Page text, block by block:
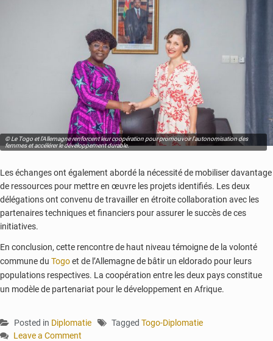
© Le Togo et l'Allemagne renforcent leur coopération pour promouvoir l'autonomisation des
femmes et accélérer le développement durable.
Les échanges ont également abordé la nécessité de mobiliser davantage
de ressources pour mettre en œuvre les projets identifiés. Les deux
délégations ont convenu de travailler en étroite collaboration avec les
partenaires techniques et financiers pour assurer le succès de ces
initiatives.
En conclusion, cette rencontre de haut niveau témoigne de la volonté
commune du Togoet de l’Allemagne de bâtir un eldorado pour leurs
populations respectives. La coopération entre les deux pays constitue
un modèle de partenariat pour le développement en Afrique.
Posted in Diplomatie Tagged Togo-Diplomatie
Leave a Comment